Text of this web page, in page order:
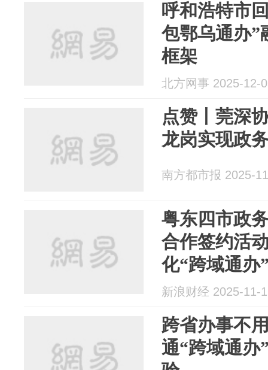
呼和浩特市
包鄂乌通办”
框架
北方网事 2025-12-
点赞丨莞深
龙岗实现政
南方都市报 2025-
粤东四市政
合作签约活
化“跨域通办
量发展
新浪财经 2025-11-
跨省办事不
通“跨域通办